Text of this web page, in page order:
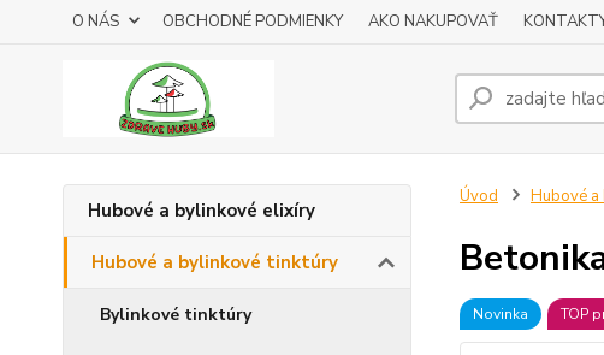
O NÁS OBCHODNÉ PODMIENKY AKO NAKUPOVAŤ
Hubové a bylinkové elixíry
Hubové a bylinkové tinktúry
Bylinkové tinktúry
Úvod Hubové
Novinka TOP